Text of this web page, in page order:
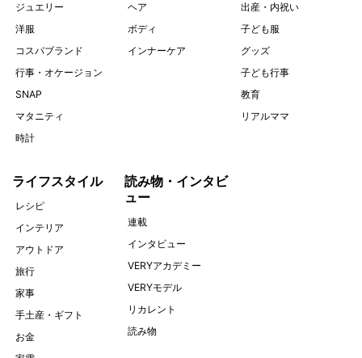
ジュエリー
洋服
コスパブランド
行事・オケージョン
SNAP
マタニティ
時計
ヘア
ボディ
インナーケア
出産・内祝い
子ども服
グッズ
子ども行事
教育
リアルママ
ライフスタイル
レシピ
インテリア
アウトドア
旅行
家事
手土産・ギフト
お金
読み物・インタビ
ュー
連載
インタビュー
VERYアカデミー
VERYモデル
リカレント
読み物